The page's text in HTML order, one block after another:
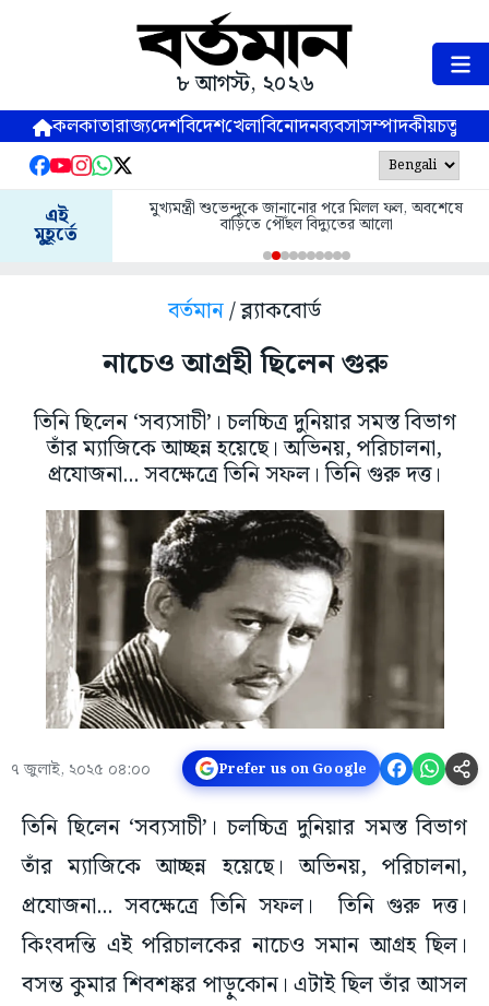
৮ আগস্ট, ২০২৬
কলকাতারাজ্যদেশবিদেশখেলাবিনোদনব্যবসাসম্পাদকীয়
এই
মুহূর্তে
মুখ্যমন্ত্রী শুভেন্দুকে জানানোর পরে মিলল ফল, অবশেষে
বাড়িতে পৌঁছল বিদ্যুতের আলো
বর্তমান/ ব্ল্যাকবোর্ড
নাচেও আগ্রহী ছিলেন গুরু
তিনি ছিলেন ‘সব্যসাচী’। চলচ্চিত্র দুনিয়ার সমস্ত বিভাগ
তাঁর ম্যাজিকে আচ্ছন্ন হয়েছে। অভিনয়, পরিচালনা,
প্রযোজনা... সবক্ষেত্রে তিনি সফল। তিনি গুরু দত্ত।
৭ জুলাই, ২০২৫ ০৪:০০ Prefer us on Google
তিনি ছিলেন ‘সব্যসাচী’। চলচ্চিত্র দুনিয়ার সমস্ত বিভাগ
তাঁর ম্যাজিকে আচ্ছন্ন হয়েছে। অভিনয়, পরিচালনা,
প্রযোজনা... সবক্ষেত্রে তিনি সফল। তিনি গুরু দত্ত।
কিংবদন্তি এই পরিচালকের নাচেও সমান আগ্রহ ছিল।
বসন্ত কুমার শিবশঙ্কর পাড়ুকোন। এটাই ছিল তাঁর আসল